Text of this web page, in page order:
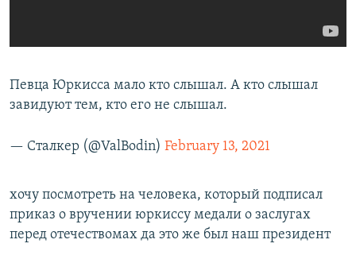
Певца Юркисса мало кто слышал. А кто слышал
завидуют тем, кто его не слышал.
— Сталкер (@ValBodin) February 13, 2021
хочу посмотреть на человека, который подписал
приказ о вручении юркиссу медали о заслугах
перед отечествомах да это же был наш президент